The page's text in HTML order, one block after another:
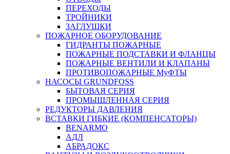
ПЕРЕХОДЫ
ТРОЙНИКИ
ЗАГЛУШКИ
ПОЖАРНОЕ ОБОРУДОВАНИЕ
ГИДРАНТЫ ПОЖАРНЫЕ
ПОЖАРНЫЕ ПОДСТАВКИ И ФЛАНЦЫ
ПОЖАРНЫЕ ВЕНТИЛИ И КЛАПАНЫ
ПРОТИВОПОЖАРНЫЕ МуФТЫ
НАСОСЫ GRUNDFOSS
БЫТОВАЯ СЕРИЯ
ПРОМЫШЛЕННАЯ СЕРИЯ
РЕДУКТОРЫ ДАВЛЕНИЯ
ВСТАВКИ ГИБКИЕ (КОМПЕНСАТОРЫ)
BENARMO
АДЛ
АБРАДОКС